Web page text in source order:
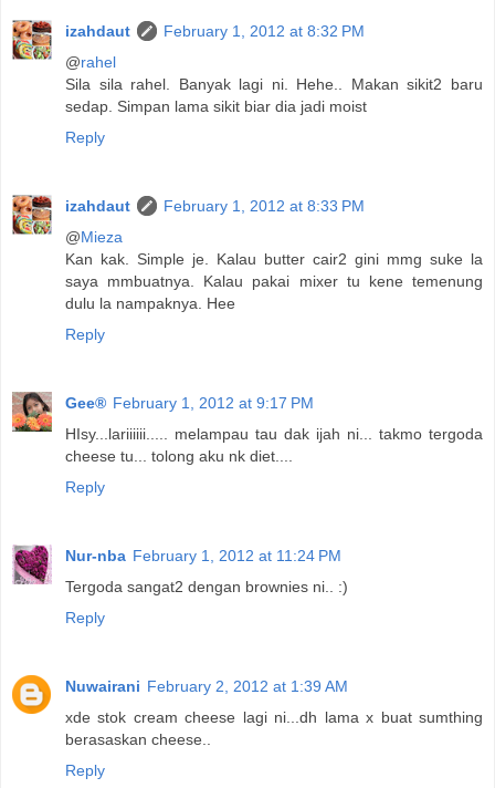
izahdaut
February 1, 2012 at 8:32 PM
@rahel
Sila sila rahel. Banyak lagi ni. Hehe.. Makan sikit2 baru
sedap. Simpan lama sikit biar dia jadi moist
Reply
izahdaut
February 1, 2012 at 8:33 PM
@Mieza
Kan kak. Simple je. Kalau butter cair2 gini mmg suke la
saya mmbuatnya. Kalau pakai mixer tu kene temenung
dulu la nampaknya. Hee
Reply
Gee® February 1, 2012 at 9:17 PM
HIsy...lariiiiii..... melampau tau dak ijah ni... takmo tergoda
cheese tu... tolong aku nk diet....
Reply
Nur-nba February 1, 2012 at 11:24 PM
Tergoda sangat2 dengan brownies ni.. :)
Reply
Nuwairani February 2, 2012 at 1:39 AM
xde stok cream cheese lagi ni...dh lama x buat sumthing
berasaskan cheese..
Reply